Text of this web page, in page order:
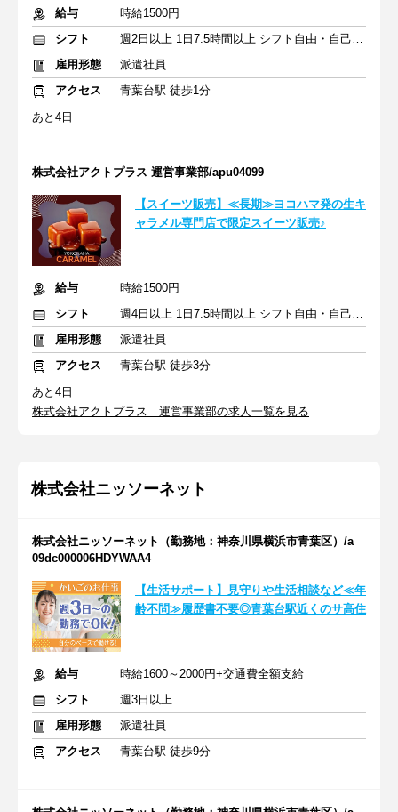
給与
時給1500円
シフト
週2日以上 1日7.5時間以上 シフト自由・自己申告
雇用形態
派遣社員
アクセス
青葉台駅 徒歩1分
あと4日
株式会社アクトプラス 運営事業部/apu04099
【スイーツ販売】≪長期≫ヨコハマ発の生キ
ャラメル専門店で限定スイーツ販売♪
給与
時給1500円
シフト
週4日以上 1日7.5時間以上 シフト自由・自己申告
雇用形態
派遣社員
アクセス
青葉台駅 徒歩3分
あと4日
株式会社アクトプラス 運営事業部の求人一覧を見る
株式会社ニッソーネット
株式会社ニッソーネット（勤務地：神奈川県横浜市青葉区）/a
09dc000006HDYWAA4
【生活サポート】見守りや生活相談など≪年
齢不問≫履歴書不要◎青葉台駅近くのサ高住
給与
時給1600～2000円+交通費全額支給
シフト
週3日以上
雇用形態
派遣社員
アクセス
青葉台駅 徒歩9分